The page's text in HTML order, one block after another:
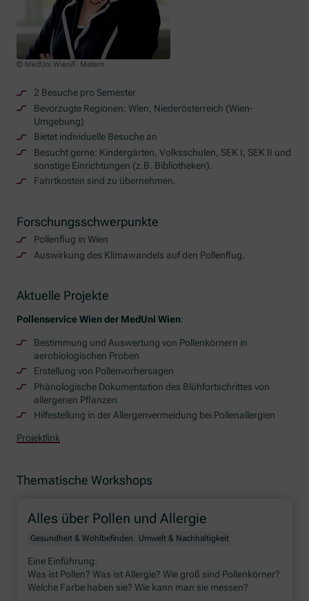
© MedUni Wien/F. Matern
2 Besuche pro Semester
Bevorzugte Regionen: Wien, Niederösterreich (Wien-
Umgebung)
Bietet individuelle Besuche an
Besucht gerne: Kindergärten, Volksschulen, SEK I, SEK II und
sonstige Einrichtungen (z.B. Bibliotheken).
Fahrtkosten sind zu übernehmen.
Forschungsschwerpunkte
Pollenflug in Wien
Auswirkung des Klimawandels auf den Pollenflug.
Aktuelle Projekte
Pollenservice Wien der MedUni Wien:
Bestimmung und Auswertung von Pollenkörnern in
aerobiologischen Proben
Erstellung von Pollenvorhersagen
Phänologische Dokumentation des Blühfortschrittes von
allergenen Pflanzen
Hilfestellung in der Allergenvermeidung bei Pollenallergien
Projektlink
Thematische Workshops
Alles über Pollen und Allergie
Gesundheit & Wohlbefinden Umwelt & Nachhaltigkeit
Eine Einführung:
Was ist Pollen? Was ist Allergie? Wie groß sind Pollenkörner?
Welche Farbe haben sie? Wie kann man sie messen?